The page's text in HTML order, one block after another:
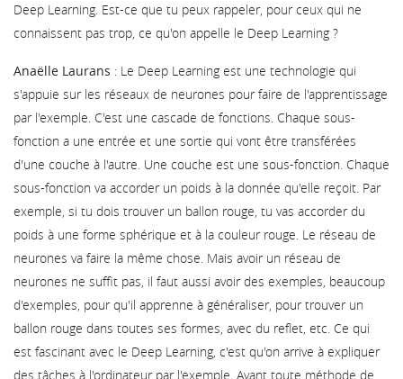
Deep Learning. Est-ce que tu peux rappeler, pour ceux qui ne
connaissent pas trop, ce qu'on appelle le Deep Learning ?
Anaëlle Laurans : Le Deep Learning est une technologie qui
s'appuie sur les réseaux de neurones pour faire de l'apprentissage
par l'exemple. C'est une cascade de fonctions. Chaque sous-
fonction a une entrée et une sortie qui vont être transférées
d'une couche à l'autre. Une couche est une sous-fonction. Chaque
sous-fonction va accorder un poids à la donnée qu'elle reçoit. Par
exemple, si tu dois trouver un ballon rouge, tu vas accorder du
poids à une forme sphérique et à la couleur rouge. Le réseau de
neurones va faire la même chose. Mais avoir un réseau de
neurones ne suffit pas, il faut aussi avoir des exemples, beaucoup
d'exemples, pour qu'il apprenne à généraliser, pour trouver un
ballon rouge dans toutes ses formes, avec du reflet, etc. Ce qui
est fascinant avec le Deep Learning, c'est qu'on arrive à expliquer
des tâches à l'ordinateur par l'exemple. Avant toute méthode de